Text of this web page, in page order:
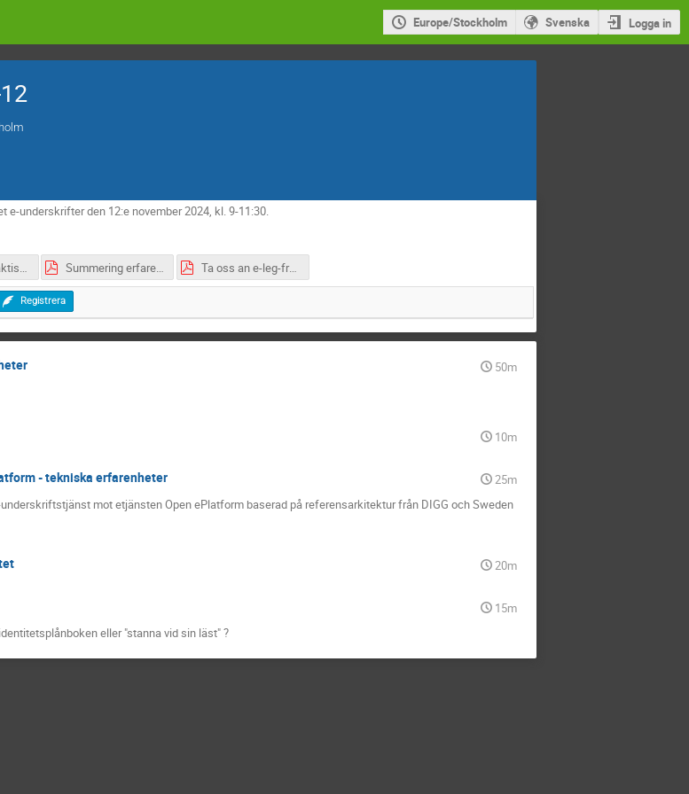
Europe/Stockholm Svenska Logga in
underskrifter den 12:e november 2024, kl. 9-11:30.
Sambruk - Praktiska erfarenheter e-underskrifter version 3 (utkast20241110).pdf Summering erfarenhetsdokumentet.pdf Ta oss an e-leg-frågan eller.pdf
Registrera
50m
10m
- tekniska erfarenheter
25m
mot etjänsten Open ePlatform baserad på referensarkitektur från DIGG och Sweden
20m
15m
eller "stanna vid sin läst" ?